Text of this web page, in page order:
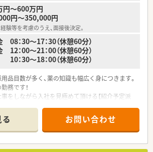
円～600万円
円～350,000円
験等を考慮のうえ、面接後決定。
08：30～17：30（休憩60分）
12：00～21：00（休憩60分）
30～18：00（休憩60分）
品目数が多く、薬の知識も幅広く身につきます。
務です！
をしながら入社を見極めて頂ける【紹介予定派
お問い合わせ